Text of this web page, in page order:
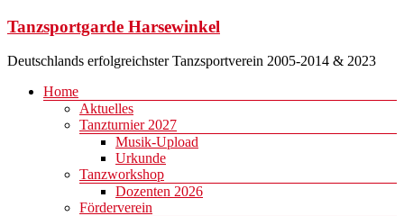
Zum
springen
Tanzsportgarde Harsewinkel
Deutschlands erfolgreichster Tanzsportverein 2005-2014 & 2023
Menü
Home
Aktuelles
Tanzturnier 2027
Musik-Upload
Urkunde
Tanzworkshop
Dozenten 2026
Förderverein